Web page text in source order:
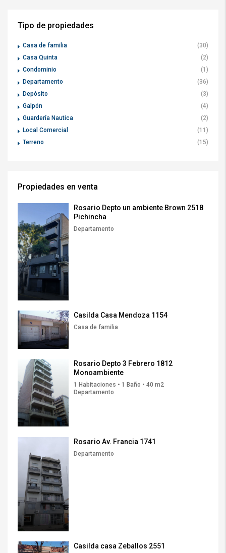
Tipo de propiedades
Casa de familia
(30)
Casa Quinta
(2)
Condominio
(1)
Departamento
(36)
Depósito
(3)
Galpón
(4)
Guardería Nautica
(2)
Local Comercial
(11)
Terreno
(15)
Propiedades en venta
Rosario Depto un ambiente Brown 2518
Pichincha
Departamento
Casilda Casa Mendoza 1154
Casa de familia
Rosario Depto 3 Febrero 1812
Monoambiente
1 Habitaciones • 1 Baño • 40 m2
Departamento
Rosario Av. Francia 1741
Departamento
Casilda casa Zeballos 2551